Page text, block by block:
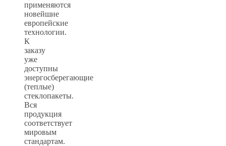
применяются
новейшие
европейские
технологии.
К
заказу
уже
доступны
энергосберегающие
(теплые)
стеклопакеты.
Вся
продукция
соответствует
мировым
стандартам.